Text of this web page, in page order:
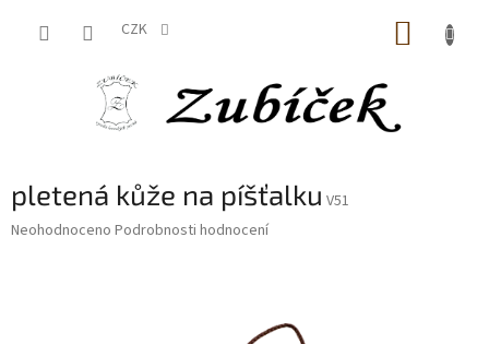
CZK
pletená kůže na píšťalku V51
Průměrné
Neohodnoceno Podrobnosti hodnocení